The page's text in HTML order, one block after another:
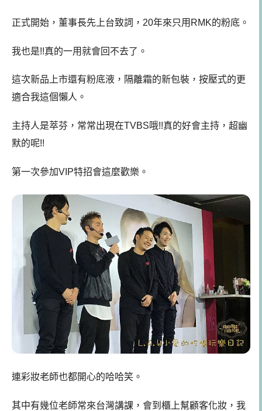
正式開始，董事長先上台致詞，20年來只用RMK的粉底。
我也是!!真的一用就會回不去了。
這次新品上市還有粉底液，隔離霜的新包裝，按壓式的更
適合我這個懶人。
主持人是萃芬，常常出現在TVBS哦!!真的好會主持，超幽
默的呢!!
第一次參加VIP特招會這麼歡樂。
連彩妝老師也都開心的哈哈笑。
其中有幾位老師常來台灣講課，會到櫃上幫顧客化妝，我